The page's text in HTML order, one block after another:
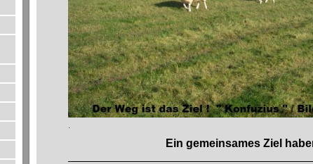
Ein gemeinsames Ziel